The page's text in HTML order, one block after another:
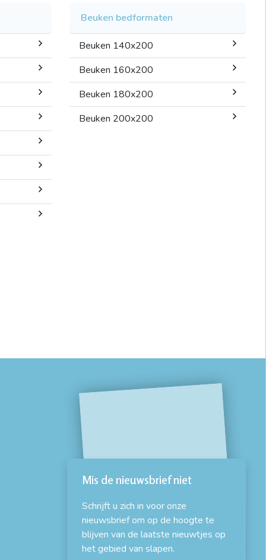
Beuken bedformaten
Beuken 140x200
Beuken 160x200
Beuken 180x200
Beuken 200x200
Mis de nieuwsbrief niet
Schrijft u zich in voor onze
nieuwsbrief om op de hoogte te
blijven van de laatste nieuwtjes op
het gebied van slapen.